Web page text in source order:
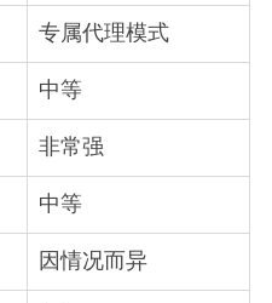
专属代理模式
中等
非常强
中等
因情况而异